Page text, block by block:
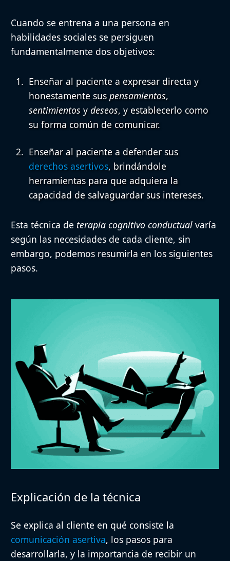
Cuando se entrena a una persona en
habilidades sociales se persiguen
fundamentalmente dos objetivos:
Enseñar al paciente a expresar directa y
honestamente sus pensamientos,
sentimientos y deseos, y establecerlo como
su forma común de comunicar.
Enseñar al paciente a defender sus
derechos asertivos, brindándole
herramientas para que adquiera la
capacidad de salvaguardar sus intereses.
Esta técnica de terapia cognitivo conductual varía
según las necesidades de cada cliente, sin
embargo, podemos resumirla en los siguientes
pasos.
Explicación de la técnica
Se explica al cliente en qué consiste la
comunicación asertiva, los pasos para
desarrollarla, y la importancia de recibir un